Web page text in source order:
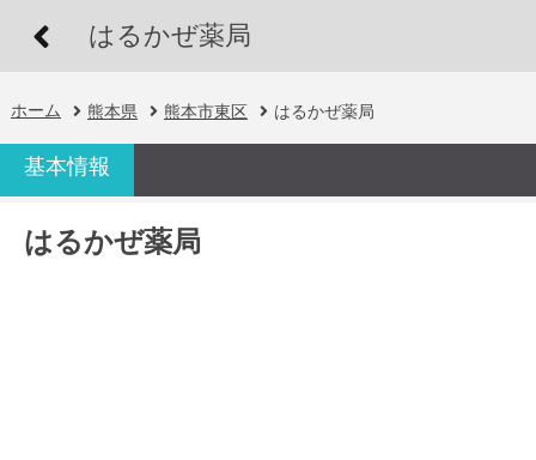
はるかぜ薬局
ホーム 熊本県 熊本市東区 はるかぜ薬局
基本情報
はるかぜ薬局